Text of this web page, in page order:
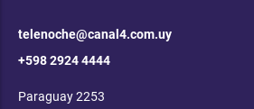
telenoche@canal4.com.uy
+598 2924 4444
Paraguay 2253